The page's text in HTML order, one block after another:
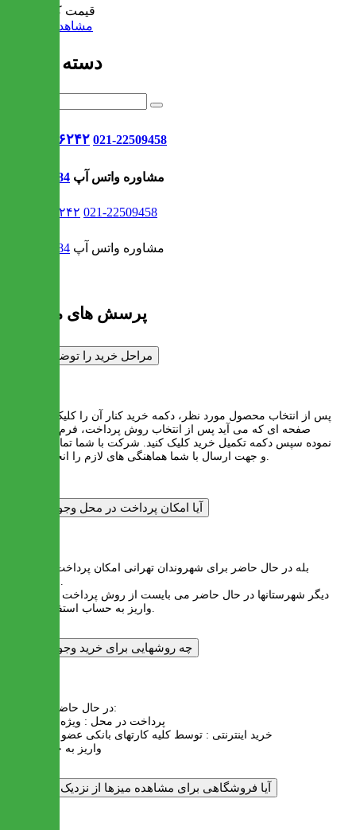
قیمت کل:
مشاهده سبد خرید
دسته بندی ها
021-۹۱۳۰۶۲۴۲ 021-22509458
09302308484 مشاوره واتس آپ
021-۹۱۳۰۶۲۴۲ 021-22509458
09302308484 مشاوره واتس آپ
پرسش های متداول
مراحل خرید را توضیح دهید
پس از انتخاب محصول مورد نظر، دکمه خرید کنار آن را کلیک کنید. در
صفحه ای که می آید پس از انتخاب روش پرداخت، فرم را تکمیل
نموده سپس دکمه تکمیل خرید کلیک کنید. شرکت با شما تماس گرفته
آیا امکان پرداخت در محل وجود دارد؟
بله در حال حاضر برای شهروندان تهرانی امکان پرداخت در محل
وجود دارد.
دیگر شهرستانها در حال حاضر می بایست از روش پرداخت آنلاین و یا
واریز به حساب استفاده نمایند.
چه روشهایی برای خرید وجود دارد؟
در حال حاضر 3 روش:
1 - پرداخت در محل : ویژه تهران
2 - خرید اینترنتی : توسط کلیه کارتهای بانکی عضو شتاب
3 - واریز به حساب
آیا فروشگاهی برای مشاهده میزها از نزدیک هست؟